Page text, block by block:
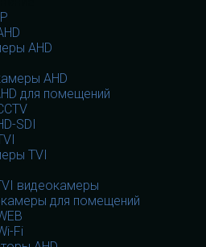
AHD
AHD
для помещений
SDI
TVI
видеокамеры
для помещений
Fi